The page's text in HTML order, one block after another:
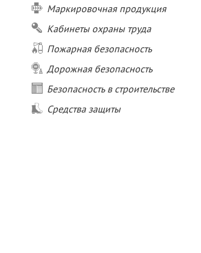
Маркировочная продукция
Кабинеты охраны труда
Пожарная безопасность
Дорожная безопасность
Безопасность в строительстве
Средства защиты